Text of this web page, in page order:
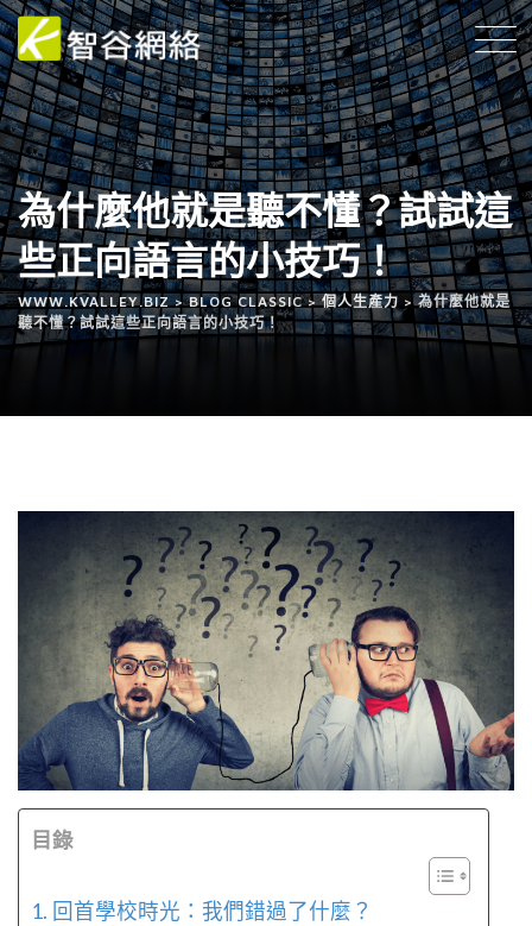
為什麼他就是聽不懂？試試這
些正向語言的小技巧！
WWW.KVALLEY.BIZ >BLOG CLASSIC> 個人生產力 >為什麼他就是
聽不懂？試試這些正向語言的小技巧！
目錄
回首學校時光：我們錯過了什麼？